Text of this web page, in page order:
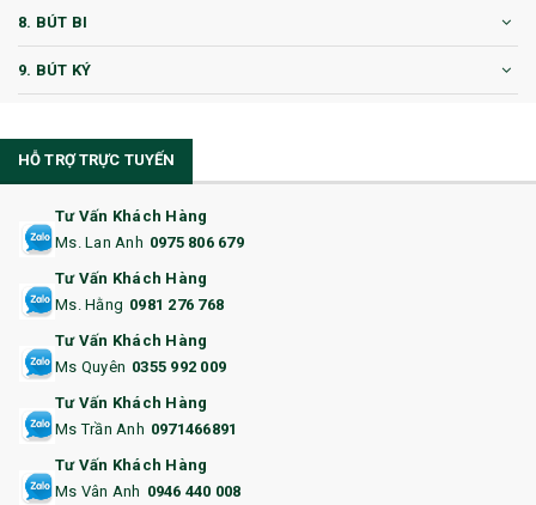
8. BÚT BI
9. BÚT KÝ
11. CỐC/BÌNH GIỮ NHIỆT
12. BÌNH NƯỚC
14. HỘP/VÍ ĐỰNG NAMECARD
15. BỘ BẤM MÓNG
16. BAO HỘ CHIẾU
18. ẤM CHÉN QUÀ TẶNG
HỖ TRỢ TRỰC TUYẾN
Tư Vấn Khách Hàng
Ms. Lan Anh 0975 806 679
Tư Vấn Khách Hàng
Ms. Hằng 0981 276 768
Tư Vấn Khách Hàng
Ms Quyên 0355 992 009
Tư Vấn Khách Hàng
Ms Trần Anh 0971466891
Tư Vấn Khách Hàng
Ms Vân Anh 0946 440 008